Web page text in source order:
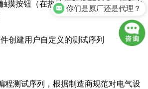
摸按钮（在热敏打印机Z721S）打印出
创建用户自定义的测试序列
程测试序列，根据制造商规范对电气设
你们是原厂还是代理？